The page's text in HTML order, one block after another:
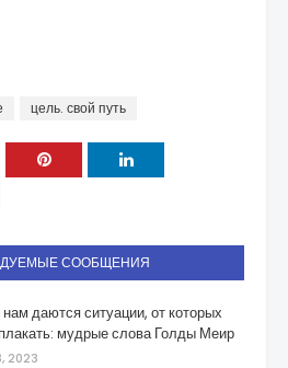
цель. свой путь
СООБЩЕНИЯ
даются ситуации, от которых
мудрые слова Голды Меир
2023